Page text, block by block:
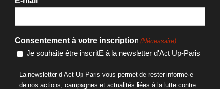
Consentement à votre inscription (Nécessaire)
Je souhaite être inscritE à la newsletter d'Act Up-Paris
La newsletter d’Act Up-Paris vous permet de rester informé·e
de nos actions, campagnes et actualités liées à la lutte contre